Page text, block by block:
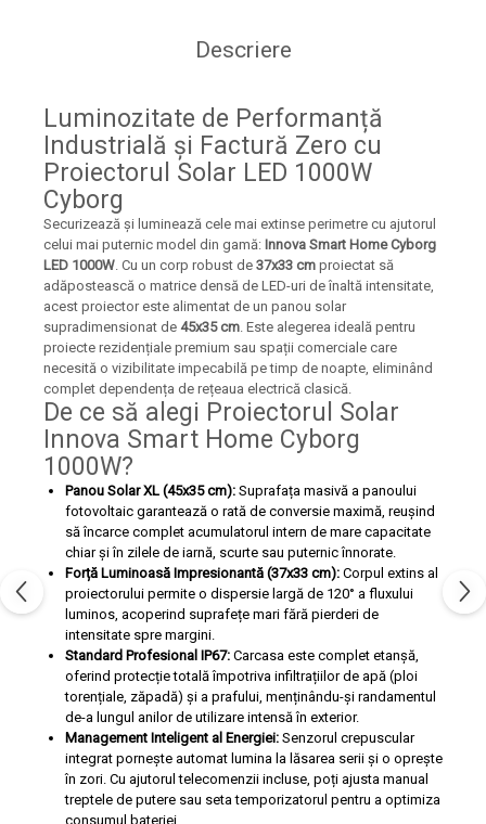
Descriere
Luminozitate de Performanță
Industrială și Factură Zero cu
Proiectorul Solar LED 1000W
Cyborg
Securizează și luminează cele mai extinse perimetre cu ajutorul
celui mai puternic model din gamă: Innova Smart Home Cyborg
LED 1000W. Cu un corp robust de 37x33 cm proiectat să
adăpostească o matrice densă de LED-uri de înaltă intensitate,
acest proiector este alimentat de un panou solar
supradimensionat de 45x35 cm. Este alegerea ideală pentru
proiecte rezidențiale premium sau spații comerciale care
necesită o vizibilitate impecabilă pe timp de noapte, eliminând
complet dependența de rețeaua electrică clasică.
De ce să alegi Proiectorul Solar
Innova Smart Home Cyborg
1000W?
Panou Solar XL (45x35 cm): Suprafața masivă a panoului
fotovoltaic garantează o rată de conversie maximă, reușind
să încarce complet acumulatorul intern de mare capacitate
chiar și în zilele de iarnă, scurte sau puternic înnorate.
Forță Luminoasă Impresionantă (37x33 cm): Corpul extins al
proiectorului permite o dispersie largă de 120° a fluxului
luminos, acoperind suprafețe mari fără pierderi de
intensitate spre margini.
Standard Profesional IP67: Carcasa este complet etanșă,
oferind protecție totală împotriva infiltrațiilor de apă (ploi
torențiale, zăpadă) și a prafului, menținându-și randamentul
de-a lungul anilor de utilizare intensă în exterior.
Management Inteligent al Energiei: Senzorul crepuscular
integrat pornește automat lumina la lăsarea serii și o oprește
în zori. Cu ajutorul telecomenzii incluse, poți ajusta manual
treptele de putere sau seta temporizatorul pentru a optimiza
consumul bateriei.